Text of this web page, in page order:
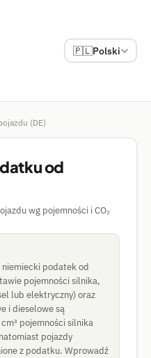
🇵🇱Polski
(DE)
od
wg pojemności i CO₂
podatek od
pojemności silnika,
lub elektryczny) oraz
i dieselowe są
pojemności silnika
pojazdy
z podatku. Wprowadź